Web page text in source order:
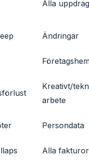
Alla uppdrag
Ändringar
Kreativt/
arbete
Persondata
Alla fakturor